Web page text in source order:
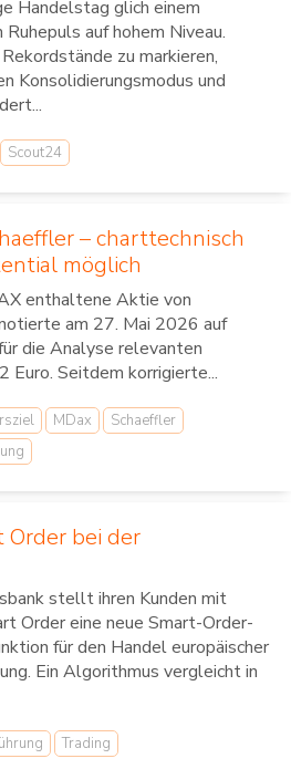
Handelstag glich einem
Ruhepuls auf hohem Niveau.
zu markieren,
Konsolidierungsmodus und
Scout24
– charttechnisch
möglich
enthaltene Aktie von
am 27. Mai 2026 auf
die Analyse relevanten
Euro. Seitdem korrigierte...
MDax
Schaeffler
Order bei der
stellt ihren Kunden mit
Order eine neue Smart-Order-
für den Handel europäischer
Ein Algorithmus vergleicht in
Trading